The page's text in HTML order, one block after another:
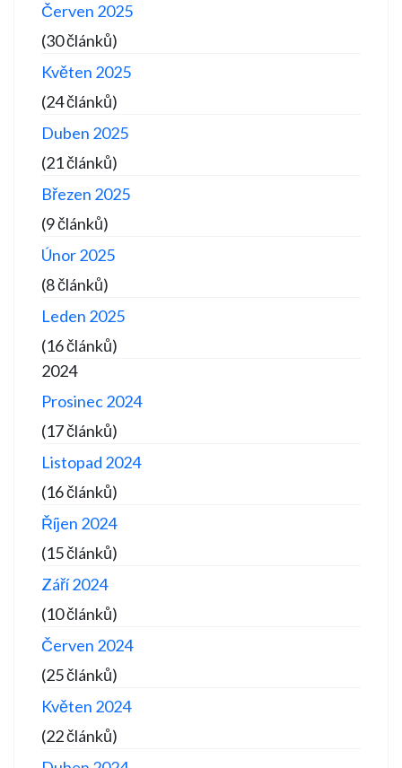
Červen 2025
(30 článků)
Květen 2025
(24 článků)
Duben 2025
(21 článků)
Březen 2025
(9 článků)
Únor 2025
(8 článků)
Leden 2025
(16 článků)
2024
Prosinec 2024
(17 článků)
Listopad 2024
(16 článků)
Říjen 2024
(15 článků)
Září 2024
(10 článků)
Červen 2024
(25 článků)
Květen 2024
(22 článků)